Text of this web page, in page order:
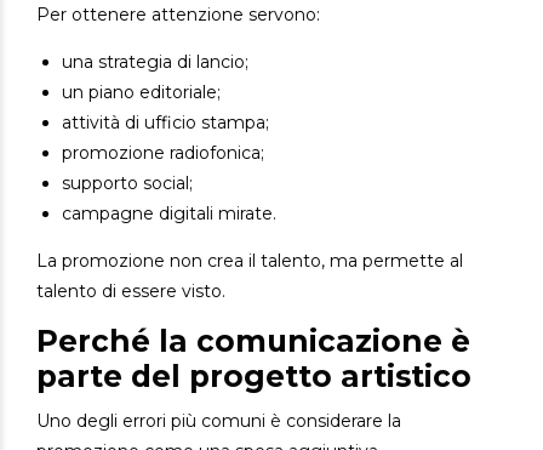
Per ottenere attenzione servono:
una strategia di lancio;
un piano editoriale;
attività di ufficio stampa;
promozione radiofonica;
supporto social;
campagne digitali mirate.
La promozione non crea il talento, ma permette al
talento di essere visto.
Perché la comunicazione è
parte del progetto artistico
Uno degli errori più comuni è considerare la